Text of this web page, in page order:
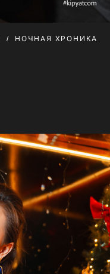
НОЧНАЯ ХРОНИКА